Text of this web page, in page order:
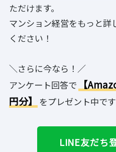
ただけます。
マンション経営をもっと
ください！
＼さらに今なら！／
アンケート回答で
【
円分】
をプレゼント中です
LINE友だち